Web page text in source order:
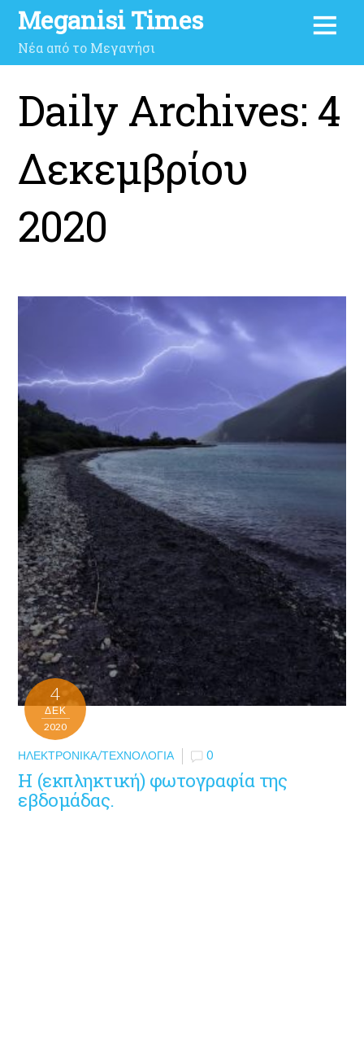
Meganisi Times
Νέα από το Μεγανήσι
Daily Archives: 4
Δεκεμβρίου
2020
4
ΔΕΚ
2020
ΗΛΕΚΤΡΟΝΙΚΆ/ΤΕΧΝΟΛΟΓΊΑ 0
Η (εκπληκτική) φωτογραφία της
εβδομάδας.